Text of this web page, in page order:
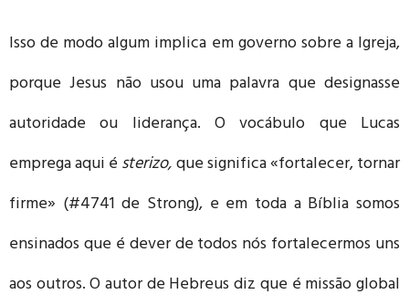
Isso de modo algum implica em governo sobre a Igreja,
porque Jesus não usou uma palavra que designasse
autoridade ou liderança. O vocábulo que Lucas
emprega aqui ésterizo,que significa «fortalecer, tornar
firme» (#4741 de Strong), e em toda a Bíblia somos
ensinados que é dever de todos nós fortalecermos uns
aos outros. O autor de Hebreus diz que é missão global